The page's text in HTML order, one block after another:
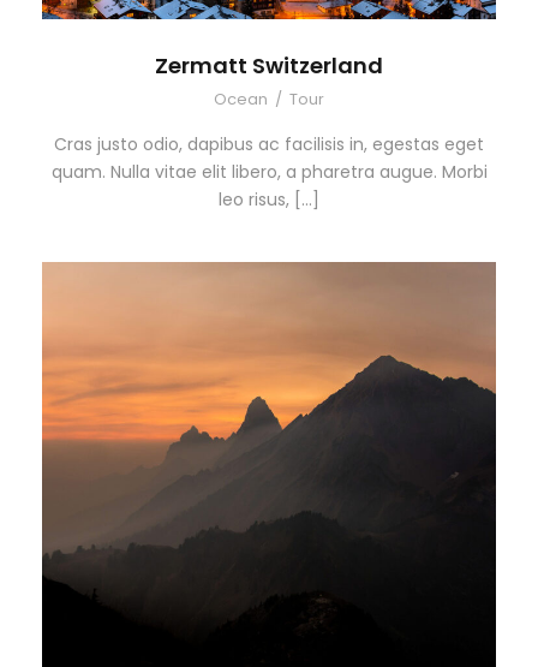
Zermatt Switzerland
Ocean / Tour
Cras justo odio, dapibus ac facilisis in, egestas eget
quam. Nulla vitae elit libero, a pharetra augue. Morbi
leo risus, […]